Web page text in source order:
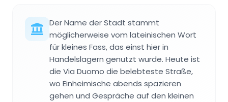
Der Name der Stadt stammt
möglicherweise vom lateinischen Wort
für kleines Fass, das einst hier in
Handelslagern genutzt wurde. Heute ist
die Via Duomo die belebteste Straße,
wo Einheimische abends spazieren
gehen und Gespräche auf den kleinen